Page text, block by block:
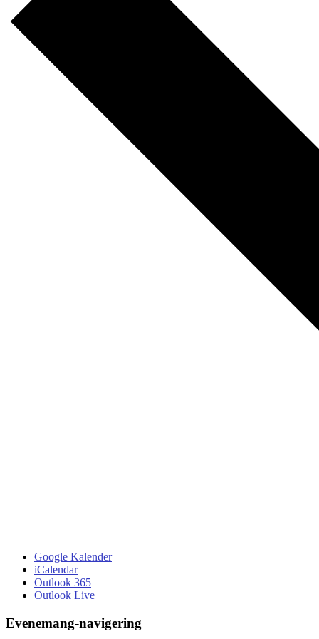
Google Kalender
iCalendar
Outlook 365
Outlook Live
Evenemang-navigering